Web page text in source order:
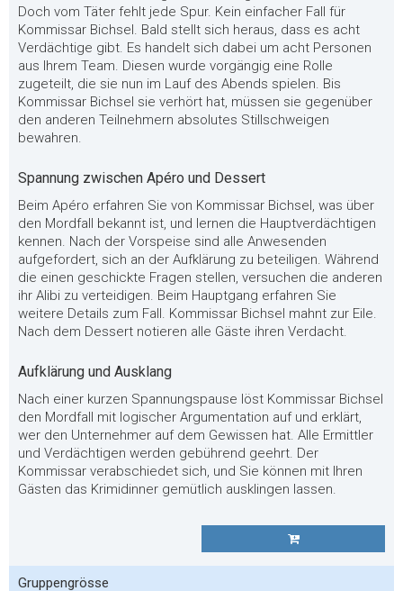
Doch vom Täter fehlt jede Spur. Kein einfacher Fall für
Kommissar Bichsel. Bald stellt sich heraus, dass es acht
Verdächtige gibt. Es handelt sich dabei um acht Personen
aus Ihrem Team. Diesen wurde vorgängig eine Rolle
zugeteilt, die sie nun im Lauf des Abends spielen. Bis
Kommissar Bichsel sie verhört hat, müssen sie gegenüber
den anderen Teilnehmern absolutes Stillschweigen
bewahren.
Spannung zwischen Apéro und Dessert
Beim Apéro erfahren Sie von Kommissar Bichsel, was über
den Mordfall bekannt ist, und lernen die Hauptverdächtigen
kennen. Nach der Vorspeise sind alle Anwesenden
aufgefordert, sich an der Aufklärung zu beteiligen. Während
die einen geschickte Fragen stellen, versuchen die anderen
ihr Alibi zu verteidigen. Beim Hauptgang erfahren Sie
weitere Details zum Fall. Kommissar Bichsel mahnt zur Eile.
Nach dem Dessert notieren alle Gäste ihren Verdacht.
Aufklärung und Ausklang
Nach einer kurzen Spannungspause löst Kommissar Bichsel
den Mordfall mit logischer Argumentation auf und erklärt,
wer den Unternehmer auf dem Gewissen hat. Alle Ermittler
und Verdächtigen werden gebührend geehrt. Der
Kommissar verabschiedet sich, und Sie können mit Ihren
Gästen das Krimidinner gemütlich ausklingen lassen.
Gruppengrösse